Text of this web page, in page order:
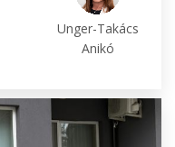
Unger-Takács
Anikó